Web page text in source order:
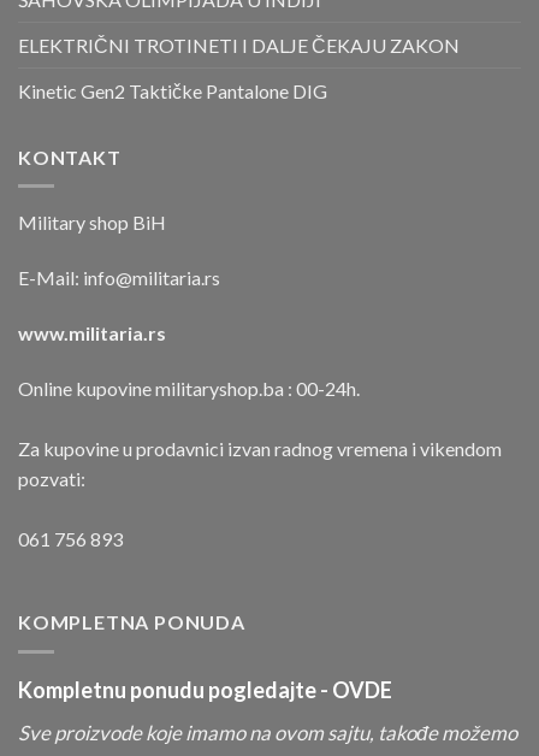
ELEKTRIČNI TROTINETI I DALJE ČEKAJU ZAKON
Kinetic Gen2 Taktičke Pantalone DIG
KONTAKT
Military shop BiH
E-Mail: info@militaria.rs
www.militaria.rs
Online kupovine militaryshop.ba : 00-24h.
Za kupovine u prodavnici izvan radnog vremena i vikendom
pozvati:
061 756 893
KOMPLETNA PONUDA
Kompletnu ponudu pogledajte - OVDE
Sve proizvode koje imamo na ovom sajtu, takođe možemo